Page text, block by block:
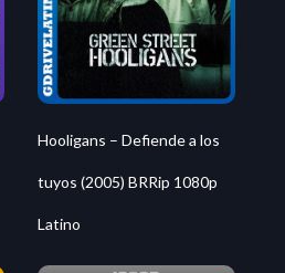
Hooligans – Defiende a los
tuyos (2005) BRRip 1080p
Latino